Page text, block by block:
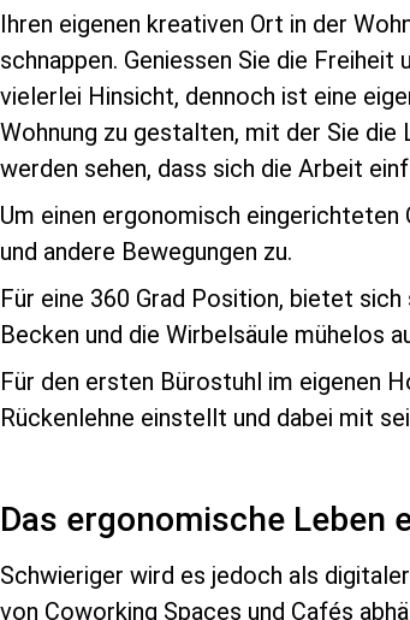
Ihren eigenen kreativen Ort in der
schnappen. Geniessen Sie die
vielerlei Hinsicht, dennoch ist eine
Wohnung zu gestalten, mit der Sie die
werden sehen, dass sich die Arbeit
Um einen ergonomisch
und andere Bewegungen zu.
Für eine 360 Grad Position, bietet sich
Becken und die Wirbelsäule mühelos
Für den ersten Bürostuhl im eigenen
Rückenlehne einstellt und dabei mit
Das ergonomische Leben
Schwieriger wird es jedoch als
von Coworking Spaces und Cafés